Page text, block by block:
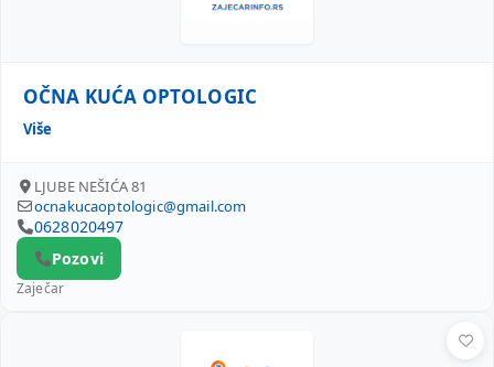
OČNA KUĆA OPTOLOGIC
Više
LJUBE NEŠIĆA 81
ocnakucaoptologic@gmail.com
0628020497
Pozovi
Zaječar